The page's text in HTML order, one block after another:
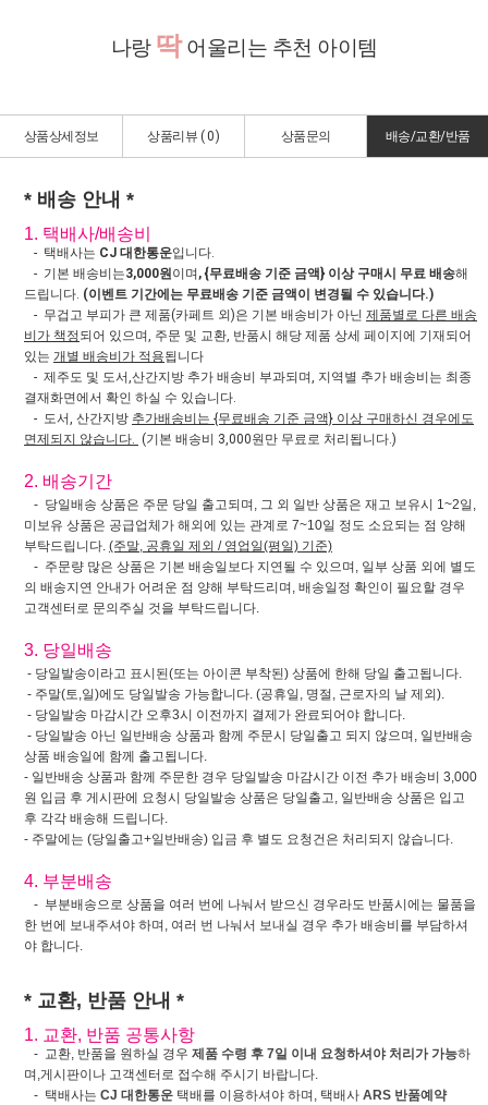
나랑 딱어울리는 추천 아이템
상품상세정보 상품리뷰 ( 0) 상품문의 배송/교환/반품
* 배송 안내 *
1. 택배사/배송비
- 택배사는 CJ 대한통운입니다.
- 기본 배송비는3,000원이며 , {무료배송 기준 금액} 이상 구매시 무료 배송해
드립니다. (이벤트 기간에는 무료배송 기준 금액이 변경될 수 있습니다.)
- 무겁고 부피가 큰 제품(카페트 외)은 기본 배송비가 아닌 제품별로 다른 배송
비가 책정되어 있으며, 주문 및 교환, 반품시 해당 제품 상세 페이지에 기재되어
있는 개별 배송비가 적용됩니다
- 제주도 및 도서,산간지방 추가 배송비 부과되며, 지역별 추가 배송비는 최종
결재화면에서 확인 하실 수 있습니다.
- 도서, 산간지방 추가배송비는 {무료배송 기준 금액} 이상 구매하신 경우에도
면제되지 않습니다. (기본 배송비 3,000원만 무료로 처리됩니다.)
2. 배송기간
- 당일배송 상품은 주문 당일 출고되며, 그 외 일반 상품은 재고 보유시 1~2일,
미보유 상품은 공급업체가 해외에 있는 관계로 7~10일 정도 소요되는 점 양해
부탁드립니다. (주말, 공휴일 제외 / 영업일(평일) 기준)
- 주문량 많은 상품은 기본 배송일보다 지연될 수 있으며, 일부 상품 외에 별도
의 배송지연 안내가 어려운 점 양해 부탁드리며, 배송일정 확인이 필요할 경우
고객센터로 문의주실 것을 부탁드립니다.
3. 당일배송
- 당일발송이라고 표시된(또는 아이콘 부착된) 상품에 한해 당일 출고됩니다.
- 주말(토,일)에도 당일발송 가능합니다. (공휴일, 명절, 근로자의 날 제외).
- 당일발송 마감시간 오후3시 이전까지 결제가 완료되어야 합니다.
- 당일발송 아닌 일반배송 상품과 함께 주문시 당일출고 되지 않으며, 일반배송
상품 배송일에 함께 출고됩니다.
- 일반배송 상품과 함께 주문한 경우 당일발송 마감시간 이전 추가 배송비 3,000
원 입금 후 게시판에 요청시 당일발송 상품은 당일출고, 일반배송 상품은 입고
후 각각 배송해 드립니다.
- 주말에는 (당일출고+일반배송) 입금 후 별도 요청건은 처리되지 않습니다.
4. 부분배송
- 부분배송으로 상품을 여러 번에 나눠서 받으신 경우라도 반품시에는 물품을
한 번에 보내주셔야 하며, 여러 번 나눠서 보내실 경우 추가 배송비를 부담하셔
야 합니다.
* 교환, 반품 안내 *
1. 교환, 반품 공통사항
- 교환, 반품을 원하실 경우 제품 수령 후 7일 이내 요청하셔야 처리가 가능하
며,게시판이나 고객센터로 접수해 주시기 바랍니다.
- 택배사는 CJ 대한통운 택배를 이용하셔야 하며, 택배사 ARS 반품예약